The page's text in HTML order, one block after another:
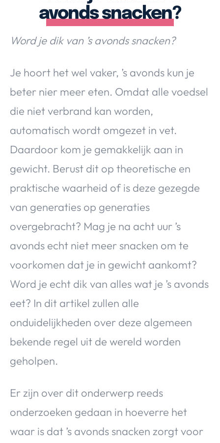
Contact
VALERIE'S CHOICE
Food & Drinks Health & Beauty Gadgets
Huis & Tuin
Travel
Lifestyle
avonds snacken?
Word je dik van ’s avonds snacken?
Je hoort het wel vaker, ’s avonds kun je
beter nier meer eten. Omdat alle voedsel
die niet verbrand kan worden,
automatisch wordt omgezet in vet.
Daardoor kom je gemakkelijk aan in
gewicht. Berust dit op theoretische en
praktische waarheid of is deze gezegde
van generaties op generaties
overgebracht? Mag je na acht uur ’s
avonds echt niet meer snacken om te
voorkomen dat je in gewicht aankomt?
Word je echt dik van alles wat je ’s avonds
eet? In dit artikel zullen alle
onduidelijkheden over deze algemeen
bekende regel uit de wereld worden
geholpen.
Er zijn over dit onderwerp reeds
onderzoeken gedaan in hoeverre het
waar is dat ’s avonds snacken zorgt voor